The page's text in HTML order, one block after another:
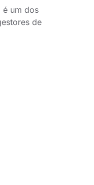
é um dos
de